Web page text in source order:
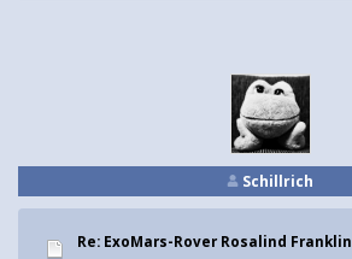
Schillrich
Re: ExoMars-Rover Rosalind Franklin